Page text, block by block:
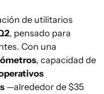
de utilitarios
, pensado para
Con una
, capacidad de
—alrededor de $35